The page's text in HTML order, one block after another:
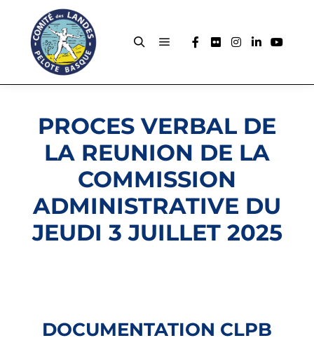
PROCES VERBAL DE
LA REUNION DE LA
COMMISSION
ADMINISTRATIVE DU
JEUDI 3 JUILLET 2025
DOCUMENTATION CLPB